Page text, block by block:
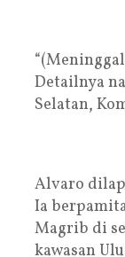
Detailnya
Selatan,
Alvaro
Ia
Magrib di
kawasan